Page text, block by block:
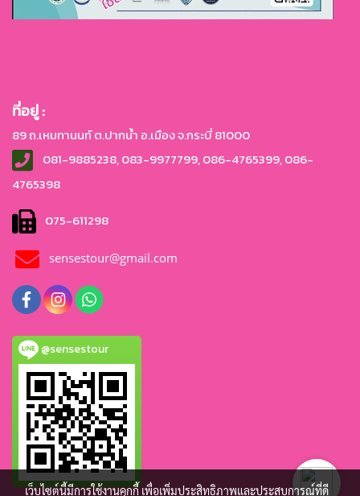
ที่อยู่ :
89 ถ.เหมทานนท์ ต.ปากน้ำ อ.เมือง จ.กระบี่ 81000
081-9885238, 083-9977799, 086-4765399, 086-
4765398
075-611298
sensestour@gmail.com
@sensestour
เว็บไซต์นี้มีการใช้งานคุกกี้ เพื่อเพิ่มประสิทธิภาพและประสบการณ์ที่ดี